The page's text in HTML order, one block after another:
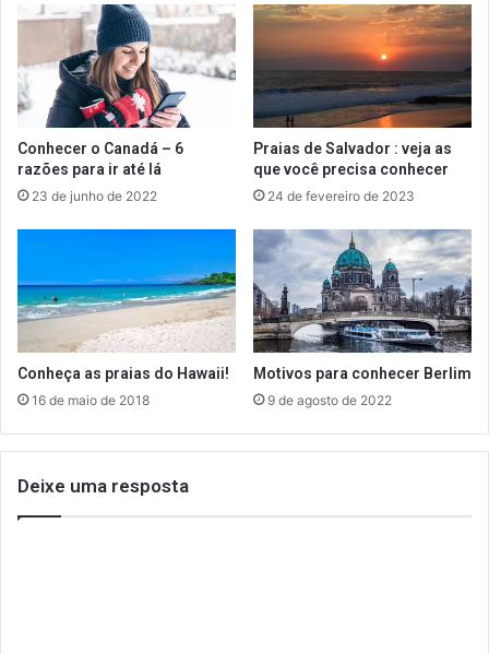
Conhecer o Canadá – 6
razões para ir até lá
23 de junho de 2022
Praias de Salvador : veja as
que você precisa conhecer
24 de fevereiro de 2023
Conheça as praias do Hawaii!
16 de maio de 2018
Motivos para conhecer Berlim
9 de agosto de 2022
Deixe uma resposta